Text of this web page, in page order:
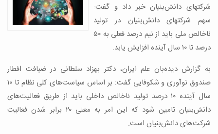
شرکتهای دانش‌بنیان خبر داد و گفت:
سهم شرکتهای دانش‌بنیان در تولید
ناخالص ملی باید از نیم درصد فعلی به ۵۰
درصد تا ۱۰ سال آینده افزایش یابد.
به گزارش دیده‌بان علم ایران، دکتر بهزاد سلطانی در ضیافت افطار
صندوق نوآوری و شکوفایی گفت: بر اساس سیاست‌های کلی نظام تا ۱۰
سال آینده ۱۰ درصد تولید ناخالص داخلی باید از طریق فعالیت‌های
دانش‌بنیان ‌تامین شود که این امر به معنی ۲۰ برابر شدن فعالیت
شرکت‌های دانش‌بنیان است.